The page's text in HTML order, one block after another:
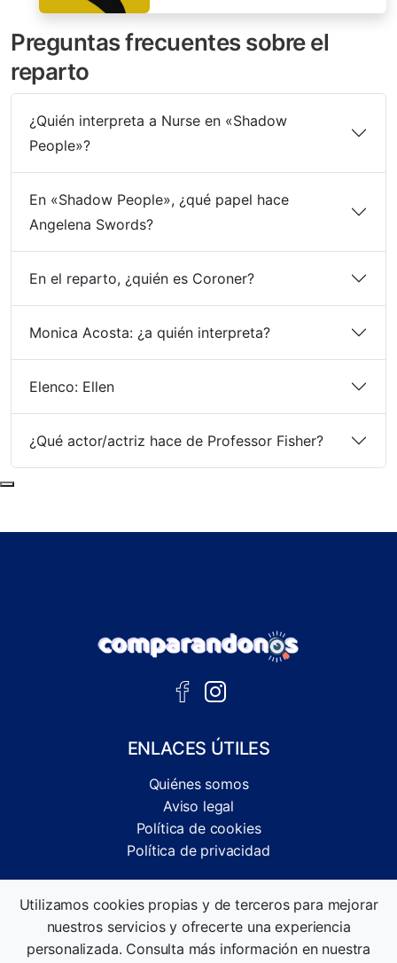
Preguntas frecuentes sobre el
reparto
¿Quién interpreta a Nurse en «Shadow
People»?
En «Shadow People», ¿qué papel hace
Angelena Swords?
En el reparto, ¿quién es Coroner?
Monica Acosta: ¿a quién interpreta?
Elenco: Ellen
¿Qué actor/actriz hace de Professor Fisher?
ENLACES ÚTILES
Quiénes somos
Aviso legal
Política de cookies
Política de privacidad
informativas.
©2026 Comparandonos. Todos los derechos reservados.
Utilizamos cookies propias y de terceros para mejorar
nuestros servicios y ofrecerte una experiencia
personalizada. Consulta más información en nuestra